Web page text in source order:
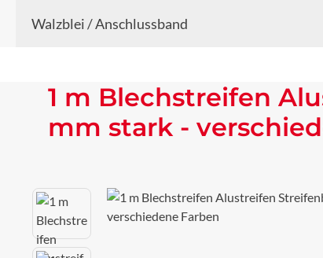
Walzblei / Anschlussband
1 m Blechstreifen
mm stark -
Bildergalerie überspringen